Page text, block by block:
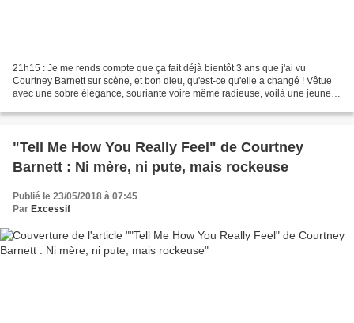
21h15 : Je me rends compte que ça fait déjà bientôt 3 ans que j'ai vu
Courtney Barnett sur scène, et bon dieu, qu'est-ce qu'elle a changé ! Vêtue
avec une sobre élégance, souriante voire même radieuse, voilà une jeune
"Tell Me How You Really Feel" de Courtney
Barnett : Ni mère, ni pute, mais rockeuse
Publié le 23/05/2018 à 07:45
Par Excessif